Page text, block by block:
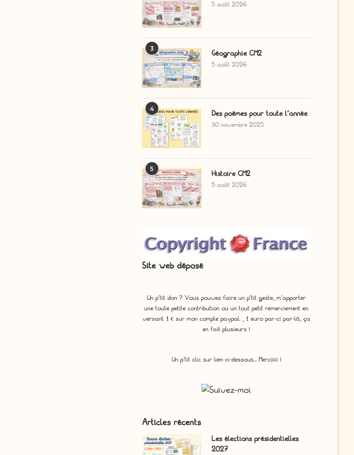
5 août 2026
3
Géographie CM2
5 août 2026
4
Des poèmes pour toute l’année
30 novembre 2025
5
Histoire CM2
5 août 2026
Site web déposé
Un p'tit don ? Vous pouvez faire un p’tit geste, m’apporter
une toute petite contribution ou un tout petit remerciement en
versant 1 € sur mon compte paypal. , 1 euro par-ci par-là, ça
en fait plusieurs !
Un p'tit clic sur lien ci-dessous... Merciiiii !
Articles récents
Les élections présidentielles
2027